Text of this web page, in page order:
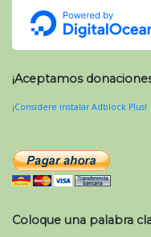
¡Aceptamos
¡Considere instalar Adblock Plus!
Coloque una palabra